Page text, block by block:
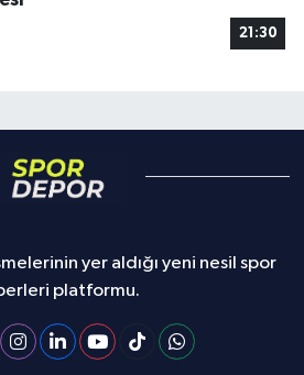
21:30
yer aldığı yeni nesil spor
platformu.